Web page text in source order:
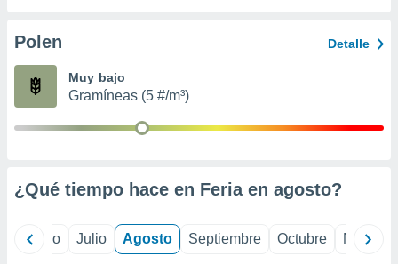
e
mediante
publicidad
publicidad
Polen Detalle
Muy bajo
Gramíneas (5 #/m³)
¿Qué tiempo hace en Feria en agosto?
Junio Julio Agosto Septiembre Octubre